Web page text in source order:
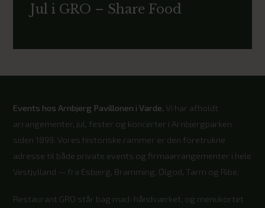
Jul i GRO – Share Food
Events hos Arnbjerg Pavillonen i Varde. Vi har afholdt
arrangementer, jul, fester og koncerter i Arnbjergparken
siden 1899. Vores historiske rammer er den foretrukne
adresse til både private events og firmaarrangementer i hele
Vestjylland — fra Esbjerg, Bramming, Ølgod, Tarm og Ribe.
Restaurant GRO står bag mad-håndværket, og menukortet